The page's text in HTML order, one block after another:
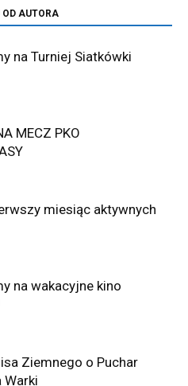
OD AUTORA
na Turniej Siatkówki
MECZ PKO
miesiąc aktywnych
na wakacyjne kino
Ziemnego o Puchar
Warki